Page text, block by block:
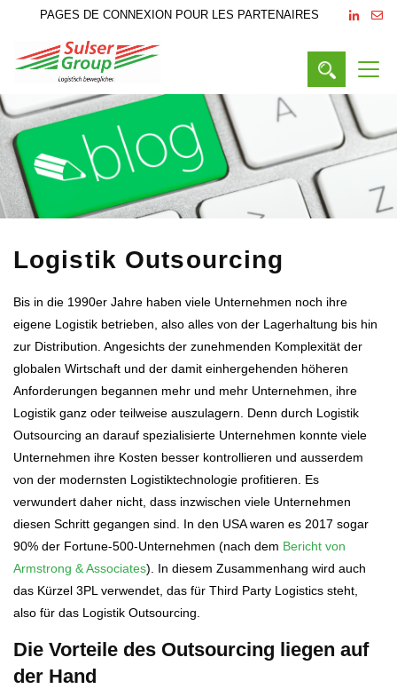
PAGES DE CONNEXION POUR LES PARTENAIRES
Logistik Outsourcing
Bis in die 1990er Jahre haben viele Unternehmen noch ihre
eigene Logistik betrieben, also alles von der Lagerhaltung bis hin
zur Distribution. Angesichts der zunehmenden Komplexität der
globalen Wirtschaft und der damit einhergehenden höheren
Anforderungen begannen mehr und mehr Unternehmen, ihre
Logistik ganz oder teilweise auszulagern. Denn durch Logistik
Outsourcing an darauf spezialisierte Unternehmen konnte viele
Unternehmen ihre Kosten besser kontrollieren und ausserdem
von der modernsten Logistiktechnologie profitieren. Es
verwundert daher nicht, dass inzwischen viele Unternehmen
diesen Schritt gegangen sind. In den USA waren es 2017 sogar
90% der Fortune-500-Unternehmen (nach dem Bericht von
Armstrong & Associates). In diesem Zusammenhang wird auch
das Kürzel 3PL verwendet, das für Third Party Logistics steht,
also für das Logistik Outsourcing.
Die Vorteile des Outsourcing liegen auf
der Hand